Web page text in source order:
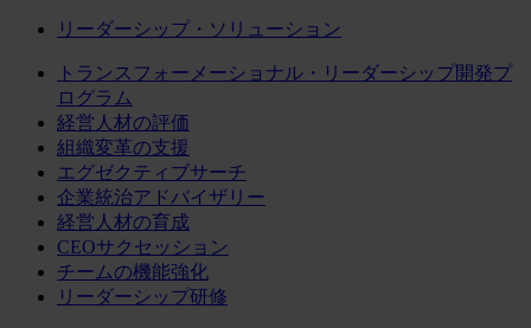
リーダーシップ・ソリューション
トランスフォーメーショナル・リーダーシップ開発プ
ログラム
経営人材の評価
組織変革の支援
エグゼクティブサーチ
企業統治アドバイザリー
経営人材の育成
CEOサクセッション
チームの機能強化
リーダーシップ研修